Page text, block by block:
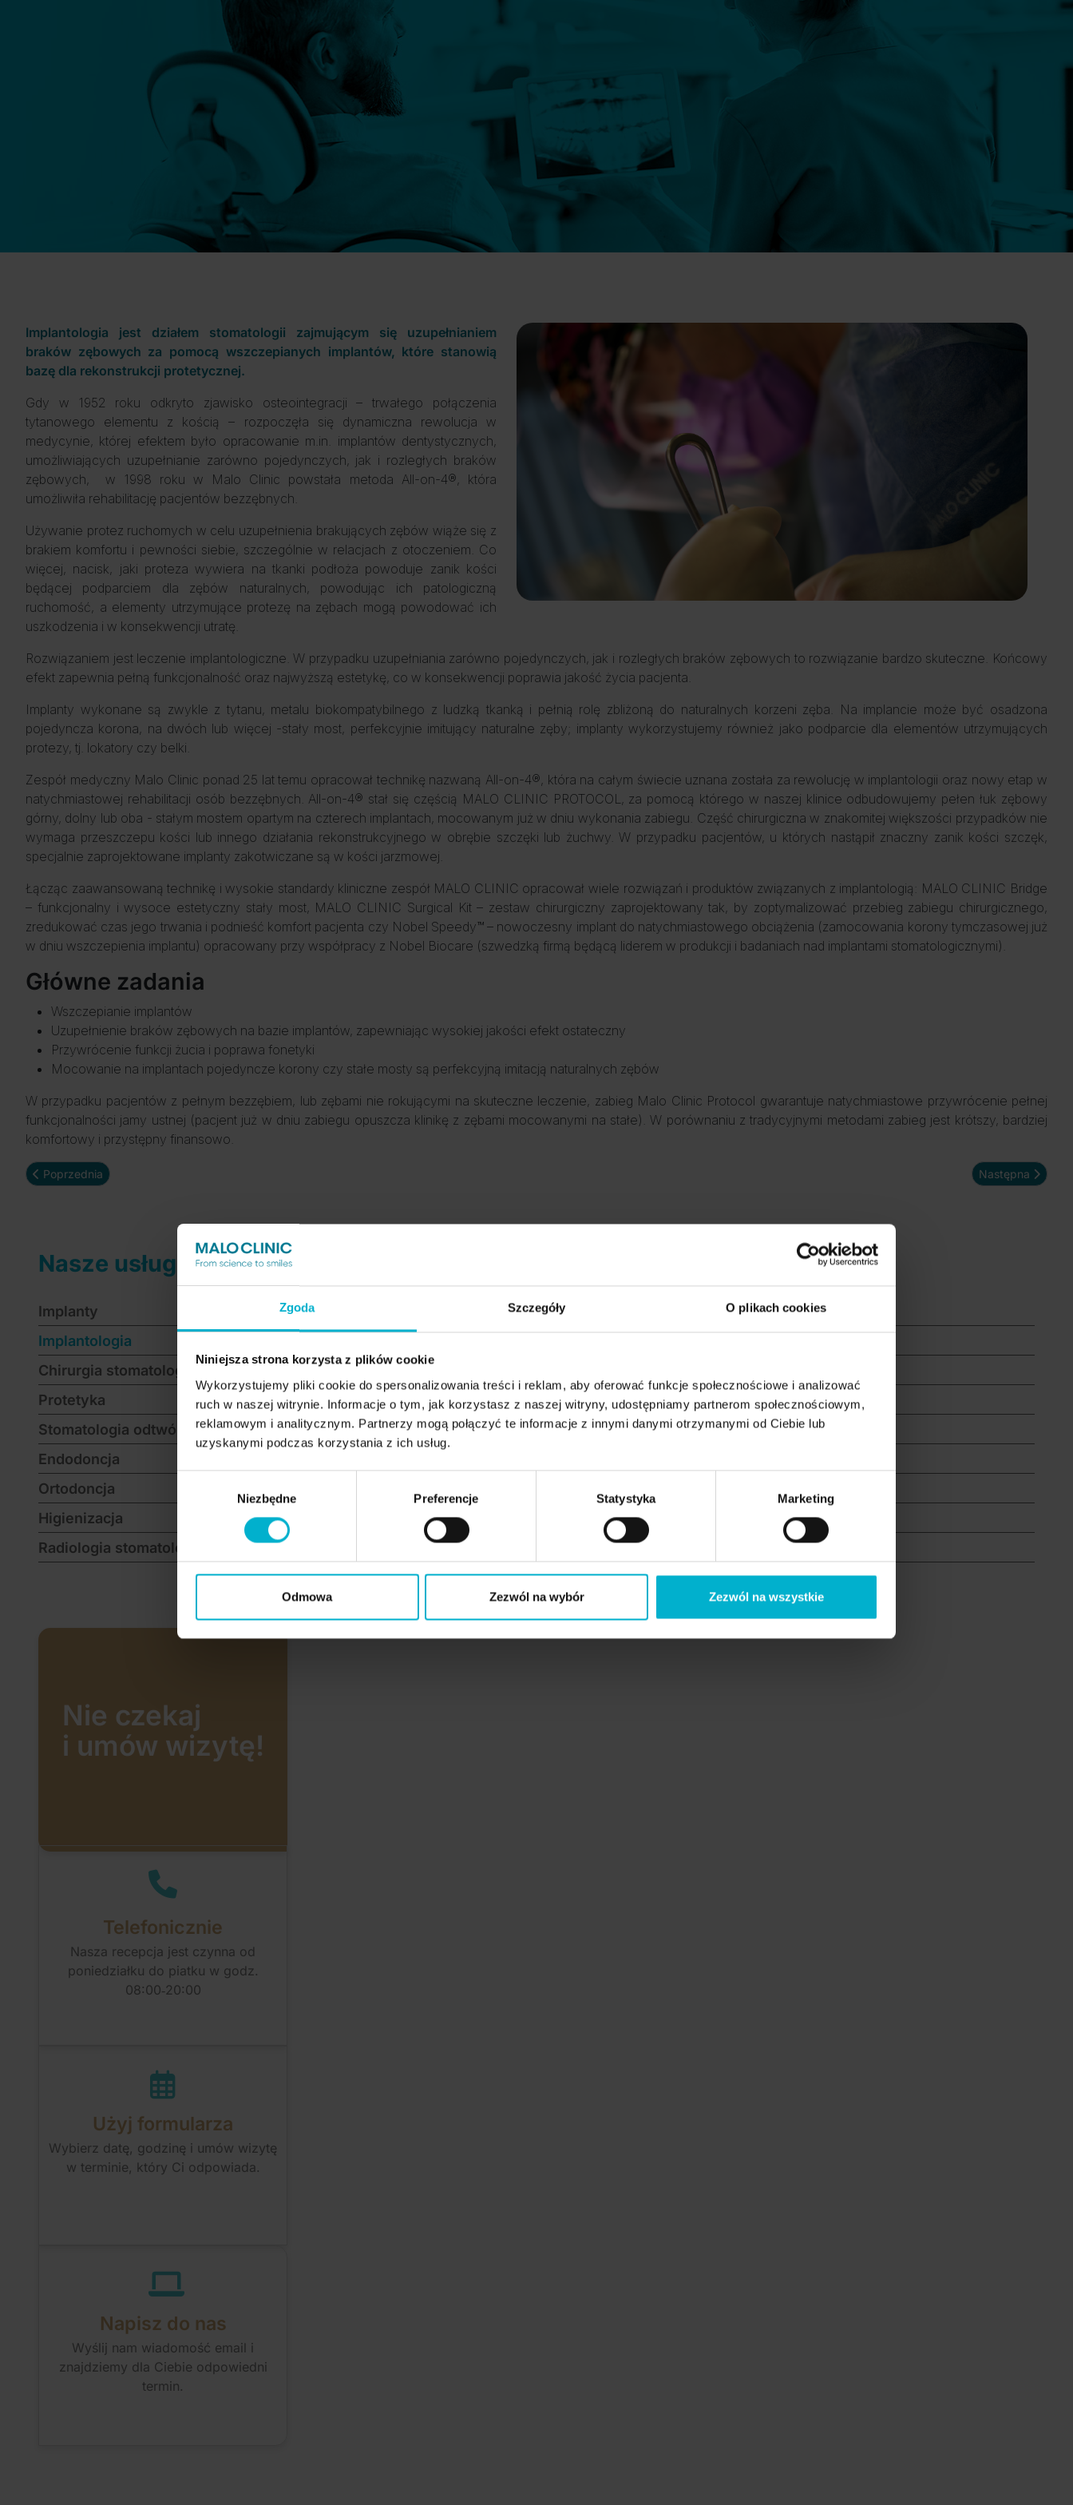
Zgoda Szczegóły O plikach cookies
Niniejsza strona korzysta z plików cookie
Wykorzystujemy pliki cookie do spersonalizowania treści i reklam, aby oferować funkcje społecznościowe i analizować
ruch w naszej witrynie. Informacje o tym, jak korzystasz z naszej witryny, udostępniamy partnerom społecznościowym,
reklamowym i analitycznym. Partnerzy mogą połączyć te informacje z innymi danymi otrzymanymi od Ciebie lub
uzyskanymi podczas korzystania z ich usług.
Niezbędne Preferencje Statystyka Marketing
Odmowa Zezwól na wybór Zezwól na wszystkie
Implantologia jest działem stomatologii zajmującym się uzupełnianiem
braków zębowych za pomocą wszczepianych implantów, które stanowią
bazę dla rekonstrukcji protetycznej.
Gdy w 1952 roku odkryto zjawisko osteointegracji – trwałego połączenia
tytanowego elementu z kością – rozpoczęła się dynamiczna rewolucja w
medycynie, której efektem było opracowanie m.in. implantów dentystycznych,
umożliwiających uzupełnianie zarówno pojedynczych, jak i rozległych braków
zębowych, w 1998 roku w Malo Clinic powstała metoda All-on-4®, która
umożliwiła rehabilitację pacjentów bezzębnych.
Używanie protez ruchomych w celu uzupełnienia brakujących zębów wiąże się z
brakiem komfortu i pewności siebie, szczególnie w relacjach z otoczeniem. Co
więcej, nacisk, jaki proteza wywiera na tkanki podłoża powoduje zanik kości
będącej podparciem dla zębów naturalnych, powodując ich patologiczną
ruchomość, a elementy utrzymujące protezę na zębach mogą powodować ich
uszkodzenia i w konsekwencji utratę.
Rozwiązaniem jest leczenie implantologiczne. W przypadku uzupełniania zarówno pojedynczych, jak i rozległych braków zębowych to rozwiązanie bardzo skuteczne. Końcowy
efekt zapewnia pełną funkcjonalność oraz najwyższą estetykę, co w konsekwencji poprawia jakość życia pacjenta.
Implanty wykonane są zwykle z tytanu, metalu biokompatybilnego z ludzką tkanką i pełnią rolę zbliżoną do naturalnych korzeni zęba. Na implancie może być osadzona
pojedyncza korona, na dwóch lub więcej -stały most, perfekcyjnie imitujący naturalne zęby; implanty wykorzystujemy również jako podparcie dla elementów utrzymujących
protezy, tj. lokatory czy belki.
Zespół medyczny Malo Clinic ponad 25 lat temu opracował technikę nazwaną All-on-4®, która na całym świecie uznana została za rewolucję w implantologii oraz nowy etap w
natychmiastowej rehabilitacji osób bezzębnych. All-on-4® stał się częścią MALO CLINIC PROTOCOL, za pomocą którego w naszej klinice odbudowujemy pełen łuk zębowy
górny, dolny lub oba - stałym mostem opartym na czterech implantach, mocowanym już w dniu wykonania zabiegu. Część chirurgiczna w znakomitej większości przypadków nie
wymaga przeszczepu kości lub innego działania rekonstrukcyjnego w obrębie szczęki lub żuchwy. W przypadku pacjentów, u których nastąpił znaczny zanik kości szczęk,
specjalnie zaprojektowane implanty zakotwiczane są w kości jarzmowej.
Łącząc zaawansowaną technikę i wysokie standardy kliniczne zespół MALO CLINIC opracował wiele rozwiązań i produktów związanych z implantologią: MALO CLINIC Bridge
– funkcjonalny i wysoce estetyczny stały most, MALO CLINIC Surgical Kit – zestaw chirurgiczny zaprojektowany tak, by zoptymalizować przebieg zabiegu chirurgicznego,
zredukować czas jego trwania i podnieść komfort pacjenta czy Nobel Speedy™ – nowoczesny implant do natychmiastowego obciążenia (zamocowania korony tymczasowej już
w dniu wszczepienia implantu) opracowany przy współpracy z Nobel Biocare (szwedzką firmą będącą liderem w produkcji i badaniach nad implantami stomatologicznymi).
Główne zadania
Wszczepianie implantów
Uzupełnienie braków zębowych na bazie implantów, zapewniając wysokiej jakości efekt ostateczny
Przywrócenie funkcji żucia i poprawa fonetyki
Mocowanie na implantach pojedyncze korony czy stałe mosty są perfekcyjną imitacją naturalnych zębów
W przypadku pacjentów z pełnym bezzębiem, lub zębami nie rokującymi na skuteczne leczenie, zabieg Malo Clinic Protocol gwarantuje natychmiastowe przywrócenie pełnej
funkcjonalności jamy ustnej (pacjent już w dniu zabiegu opuszcza klinikę z zębami mocowanymi na stałe). W porównaniu z tradycyjnymi metodami zabieg jest krótszy, bardziej
komfortowy i przystępny finansowo.
Poprzednia strona: Implanty
Poprzednia Następna
Następna
Nasze usługi
Implanty
Implantologia
Chirurgia stomatologiczna
Protetyka
Stomatologia odtwórcza
Endodoncja
Ortodoncja
Higienizacja
Radiologia stomatologiczna
Nie czekaj
i umów wizytę!
Telefonicznie
Nasza recepcja jest czynna od
poniedziałku do piatku w godz.
08:00‑20:00
Użyj formularza
Wybierz datę, godzinę i umów wizytę
w terminie, który Ci odpowiada.
Napisz do nas
Wyślij nam wiadomość email i
znajdziemy dla Ciebie odpowiedni
termin.